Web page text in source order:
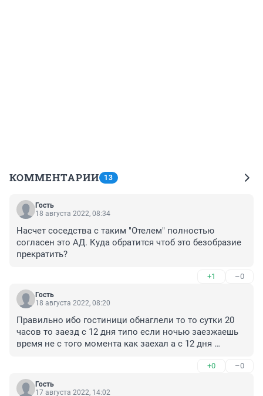
КОММЕНТАРИИ 13
Гость
18 августа 2022, 08:34
Насчет соседства с таким "Отелем" полностью
согласен это АД. Куда обратится чтоб это безобразие
прекратить?
+1 –0
Гость
18 августа 2022, 08:20
Правильно ибо гостиници обнаглели то то сутки 20
часов то заезд с 12 дня типо если ночью заезжаешь
время не с того момента как заехал а с 12 дня
+0 –0
Гость
17 августа 2022, 14:02